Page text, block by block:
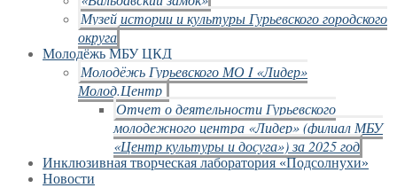
Музей истории и культуры Гурьевского городского
округа
Молодёжь МБУ ЦКД
Молодёжь Гурьевского МО I «Лидер»
Молод.Центр
Отчет о деятельности Гурьевского
молодежного центра «Лидер» (филиал МБУ
«Центр культуры и досуга») за 2025 год
Инклюзивная творческая лаборатория «Подсолнухи»
Новости